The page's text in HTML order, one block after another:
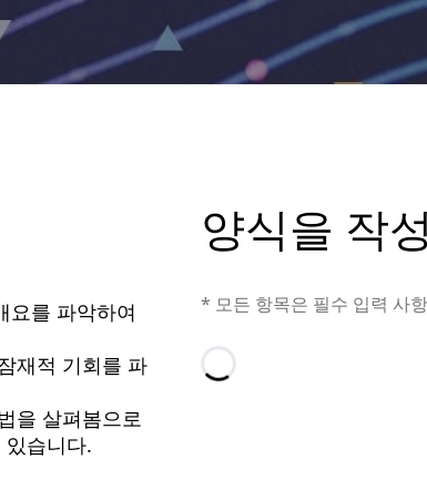
요를 파악하여
재적 기회를 파
을 살펴봄으로
습니다.
양식을 작
* 모든 항목은 필수 입력 사